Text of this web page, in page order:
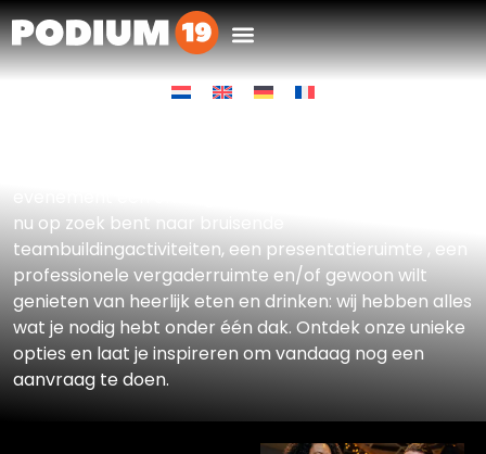
Een Bedrijfsuitje met
nu op zoek bent naar bruisende
teambuildingactiviteiten, een presentatieruimte , een
professionele vergaderruimte en/of gewoon wilt
genieten van heerlijk eten en drinken: wij hebben alles
wat je nodig hebt onder één dak. Ontdek onze unieke
opties en laat je inspireren om vandaag nog een
aanvraag te doen.